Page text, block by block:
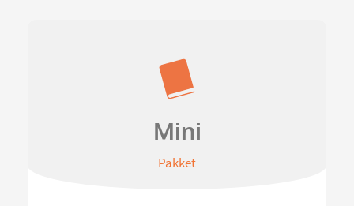
Mini
Pakket